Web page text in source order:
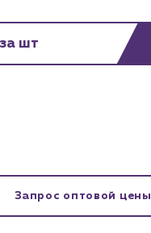
магазинам
шт
Запрос оптовой цены